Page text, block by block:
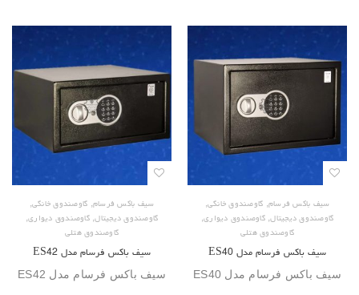
سیف باکس فرسام, گاوصندوق خانگی,
گاوصندوق دیجیتال,گاوصندوق دیواری,
گاوصندوق هتلی
سیف باکس فرسام مدل ES40
سیف باکس فرسام مدل ES40
سیف باکس فرسام, گاوصندوق خانگی,
گاوصندوق دیجیتال,گاوصندوق دیواری,
گاوصندوق هتلی
سیف باکس فرسام مدل ES42
سیف باکس فرسام مدل ES42